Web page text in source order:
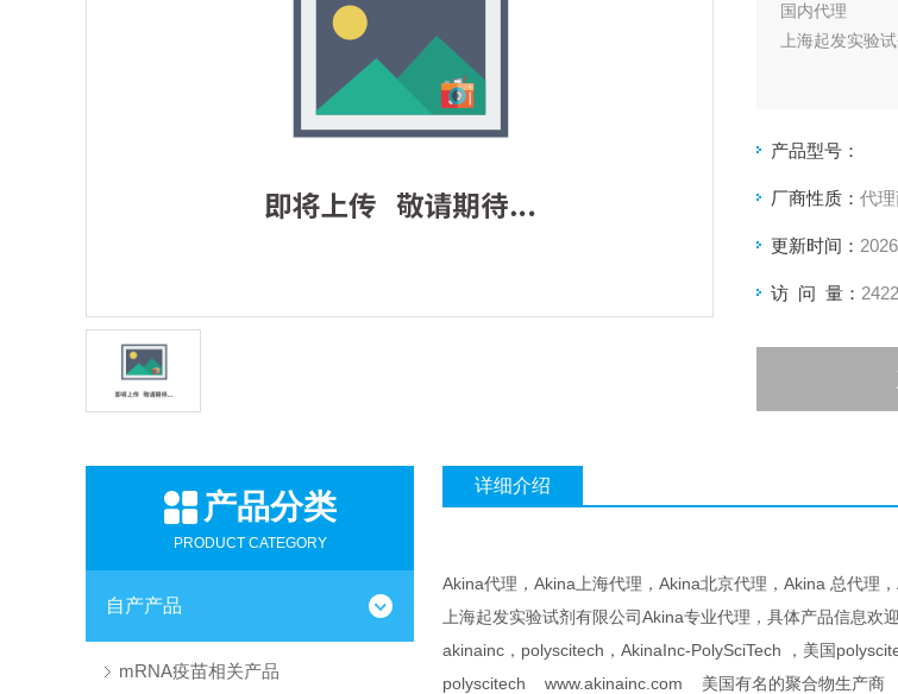
国内代理
上海起发实验
产品型号：
厂商性质： 代
更新时间：
访 问 量： 2422
产品分类
PRODUCT CATEGORY
自产产品
mRNA疫苗相关产品
详细介绍
Akina代理，Akina上海代理，Akina北京代理，Akina 总代理
上海起发实验试剂有限公司Akina专业代理，具体产品信息欢
akinainc，polyscitech，AkinaInc-PolySciTech ，美国
polyscitech www.akinainc.com 美国有名的聚合物生产商